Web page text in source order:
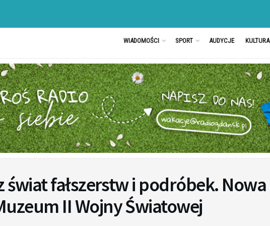
WIADOMOŚCI SPORT AUDYCJE KULTURA
świat fałszerstw i podróbek. Nowa
II Wojny Światowej